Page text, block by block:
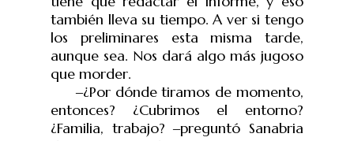
también lleva su tiempo. A ver si tengo
los preliminares esta misma tarde,
aunque sea. Nos dará algo más jugoso
que morder.
‒¿Por dónde tiramos de momento,
entonces? ¿Cubrimos el entorno?
¿Familia, trabajo?‒preguntó Sanabria